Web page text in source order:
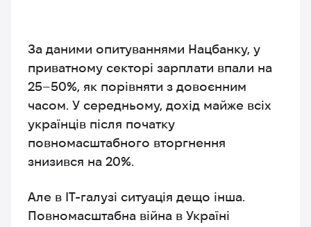
За даними опитуваннями Нацбанку, у
приватному секторі зарплати впали на
25–50%, як порівняти з довоєнним
часом. У середньому, дохід майже всіх
українців після початку
повномасштабного вторгнення
знизився на 20%.
Але в IT-галузі ситуація дещо інша.
Повномасштабна війна в Україні